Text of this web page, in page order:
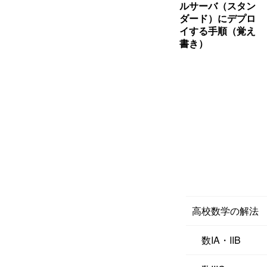
ルサーバ（スタン
ダード）にデプロ
イする手順（覚え
書き）
高校数学の解法
数IA・IIB